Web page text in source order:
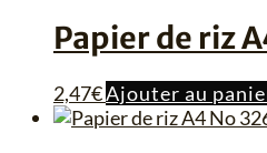
Papier de riz
2,47€Ajouter au